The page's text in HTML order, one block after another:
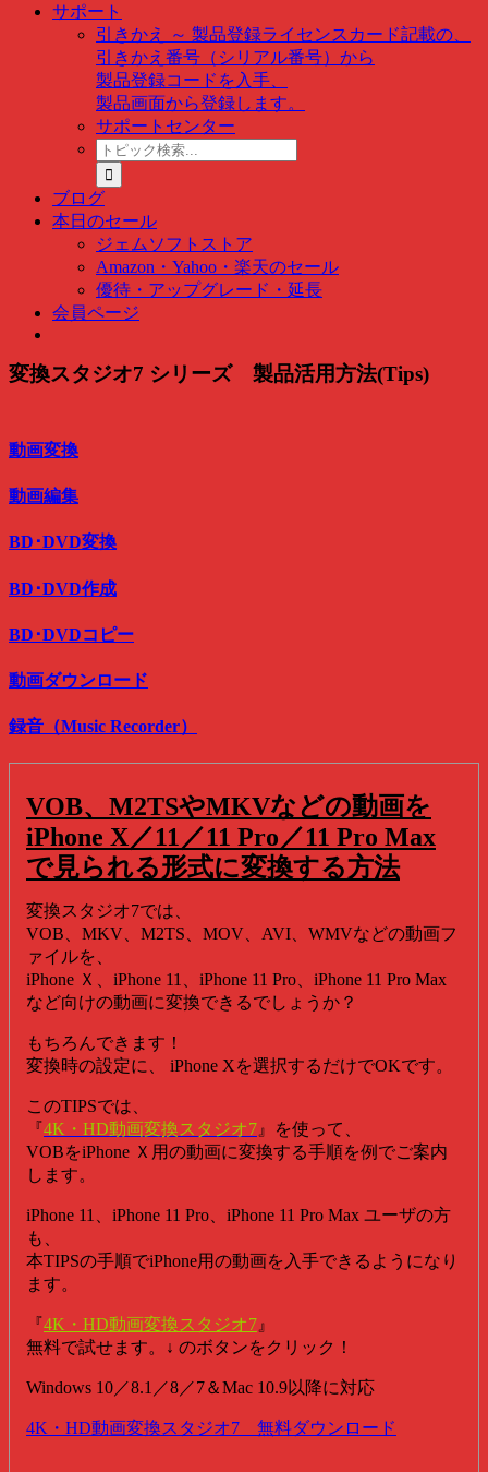
サポート
引きかえ ～ 製品登録ライセンスカード記載の、
引きかえ番号（シリアル番号）から
製品登録コードを入手、
製品画面から登録します。
サポートセンター
ト
ピ
ッ
ク
検
索
…
ブログ
本日のセール
ジェムソフトストア
Amazon・Yahoo・楽天のセール
優待・アップグレード・延長
会員ページ
変換スタジオ7 シリーズ 製品活用方法(Tips)
動画変換
動画編集
BD･DVD変換
BD･DVD作成
BD･DVDコピー
動画ダウンロード
録音（Music Recorder）
VOB、M2TSやMKVなどの動画を
iPhone X／11／11 Pro／11 Pro Max
で見られる形式に変換する方法
変換スタジオ7では、
VOB、MKV、M2TS、MOV、AVI、WMVなどの動画フ
ァイルを、
iPhone Ｘ、iPhone 11、iPhone 11 Pro、iPhone 11 Pro Max
など向けの動画に変換できるでしょうか？
もちろんできます！
変換時の設定に、 iPhone Xを選択するだけでOKです。
このTIPSでは、
『4K・HD動画変換スタジオ7 』を使って、
VOBをiPhone Ｘ用の動画に変換する手順を例でご案内
します。
iPhone 11、iPhone 11 Pro、iPhone 11 Pro Max ユーザの方
も、
本TIPSの手順でiPhone用の動画を入手できるようになり
ます。
『4K・HD動画変換スタジオ7 』
無料で試せます。↓ のボタンをクリック！
Windows 10／8.1／8／7＆Mac 10.9以降に対応
4K・HD動画変換スタジオ7 無料ダウンロード